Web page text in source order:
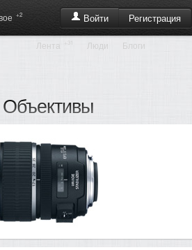
Войти Регистрация
+2
Лента Люди Блоги
Объективы